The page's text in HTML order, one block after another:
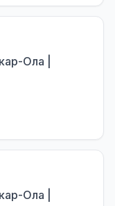
Ола |
Ола |